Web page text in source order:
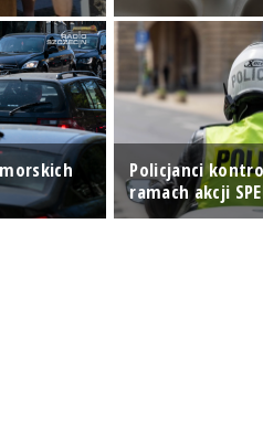
Policjanci
ramach akcji